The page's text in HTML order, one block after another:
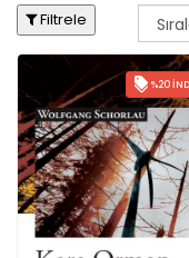
Filtrele
%20